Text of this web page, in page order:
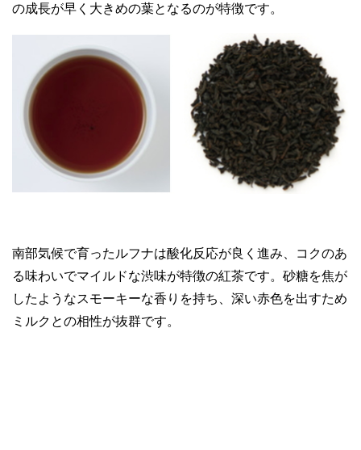
の成長が早く大きめの葉となるのが特徴です。
南部気候で育ったルフナは酸化反応が良く進み、コクのあ
る味わいでマイルドな渋味が特徴の紅茶です。砂糖を焦が
したようなスモーキーな香りを持ち、深い赤色を出すため
ミルクとの相性が抜群です。